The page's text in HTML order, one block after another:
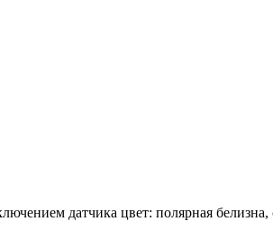
датчика цвет: полярная